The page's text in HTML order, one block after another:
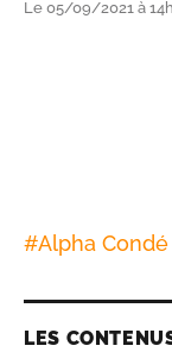
Le 05/09/2021 à
#Alpha Condé
LES